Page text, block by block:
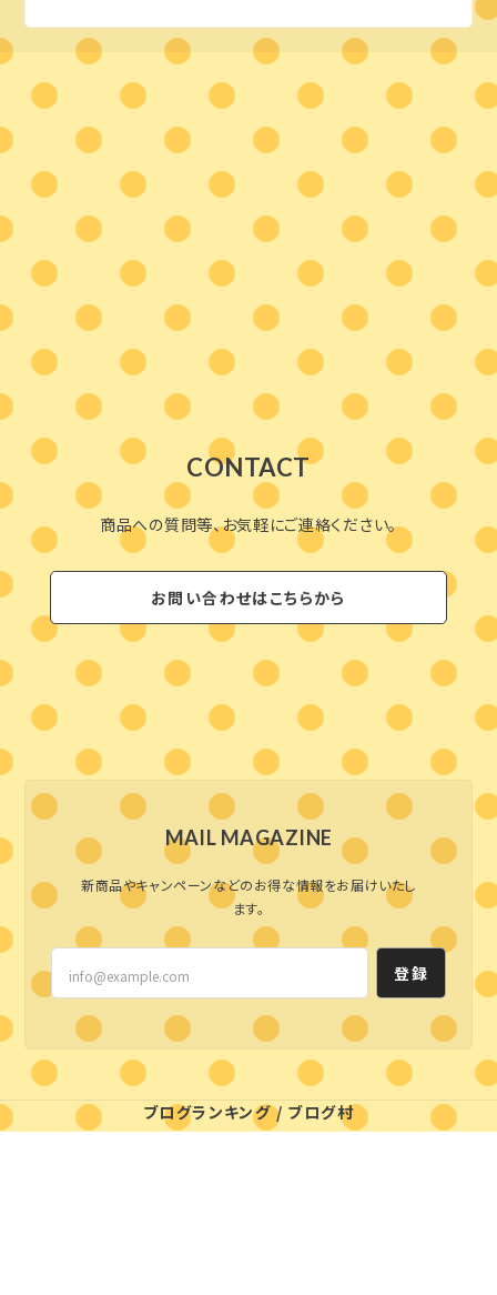
CONTACT
商品への質問等、お気軽にご連絡ください。
お問い合わせはこちらから
MAIL MAGAZINE
新商品やキャンペーンなどのお得な情報をお届けいたし
ます。
登録
ブログランキング/ ブログ村